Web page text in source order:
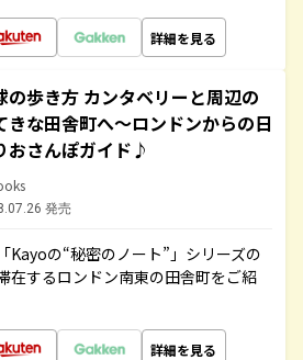
詳細を見る
の歩き方 カンタベリーと周辺の
きな田舎町へ～ロンドンからの日
おさんぽガイド♪
発売
Kayoの“秘密のノート”」シリーズの
在するロンドン南東の田舎町をご紹
詳細を見る